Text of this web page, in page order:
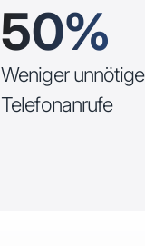
50%
Weniger unnötige
Telefonanrufe